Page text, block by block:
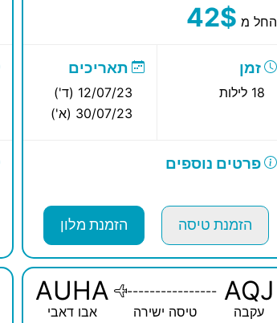
החל מ 42$
זמן
18 לילות
תאריכים
12/07/23 (ד')
30/07/23 (א')
פרטים נוספים
הזמנת טיסה הזמנת מלון
AQJ
עקבה
----------------
טיסה ישירה
AUHA
אבו דאבי